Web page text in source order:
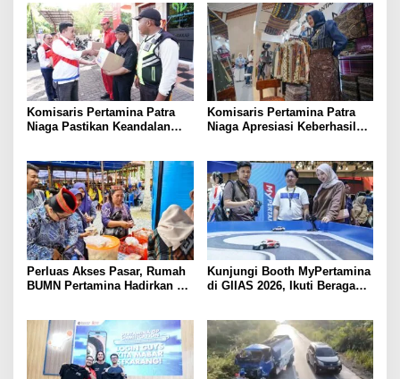
Komisaris Pertamina Patra
Niaga Pastikan Keandalan
Wisatawan
Komisaris Pertamina Patra
Niaga Apresiasi Keberhasilan
Perluas Akses Pasar, Rumah
BUMN Pertamina Hadirkan 13
Kunjungi Booth MyPertamina
di GIIAS 2026, Ikuti Beragam